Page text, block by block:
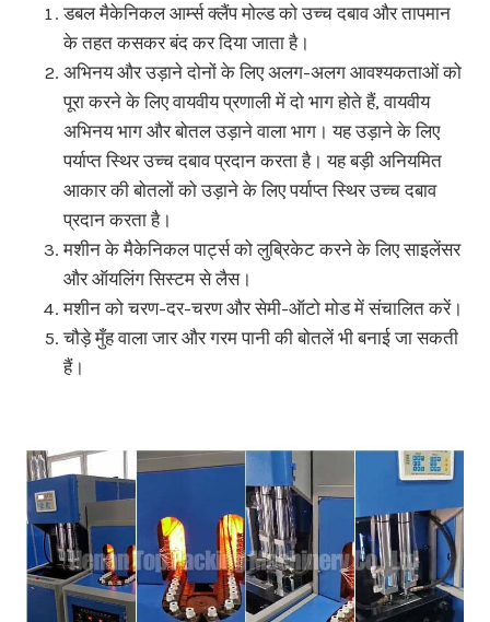
डबल मैकेनिकल आर्म्स क्लैंप मोल्ड को उच्च दबाव और तापमान
के तहत कसकर बंद कर दिया जाता है।
अभिनय और उड़ाने दोनों के लिए अलग-अलग आवश्यकताओं को
पूरा करने के लिए वायवीय प्रणाली में दो भाग होते हैं, वायवीय
अभिनय भाग और बोतल उड़ाने वाला भाग। यह उड़ाने के लिए
पर्याप्त स्थिर उच्च दबाव प्रदान करता है। यह बड़ी अनियमित
आकार की बोतलों को उड़ाने के लिए पर्याप्त स्थिर उच्च दबाव
प्रदान करता है।
मशीन के मैकेनिकल पार्ट्स को लुब्रिकेट करने के लिए साइलेंसर
और ऑयलिंग सिस्टम से लैस।
मशीन को चरण-दर-चरण और सेमी-ऑटो मोड में संचालित करें।
चौड़े मुँह वाला जार और गरम पानी की बोतलें भी बनाई जा सकती
हैं।